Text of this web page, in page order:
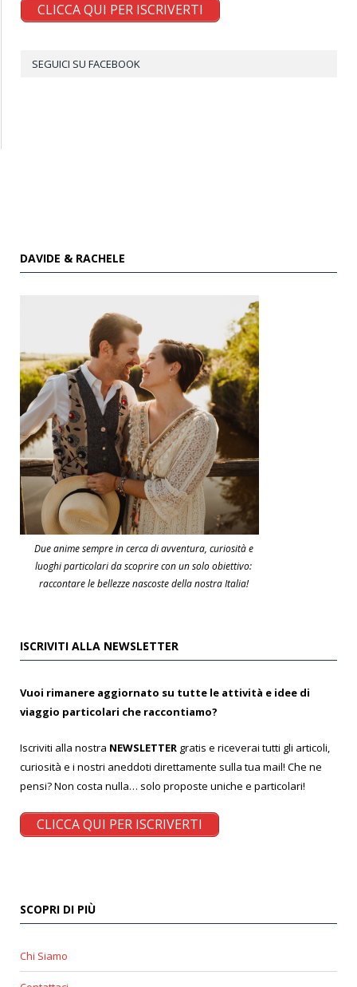
CLICCA QUI PER ISCRIVERTI
SEGUICI SU FACEBOOK
DAVIDE & RACHELE
Due anime sempre in cerca di avventura, curiosità e
luoghi particolari da scoprire con un solo obiettivo:
raccontare le bellezze nascoste della nostra Italia!
ISCRIVITI ALLA NEWSLETTER
Vuoi rimanere aggiornato su tutte le attività e idee di
viaggio particolari che raccontiamo?
Iscriviti alla nostra NEWSLETTER gratis e riceverai tutti gli articoli,
curiosità e i nostri aneddoti direttamente sulla tua mail! Che ne
pensi? Non costa nulla… solo proposte uniche e particolari!
CLICCA QUI PER ISCRIVERTI
SCOPRI DI PIÙ
Chi Siamo